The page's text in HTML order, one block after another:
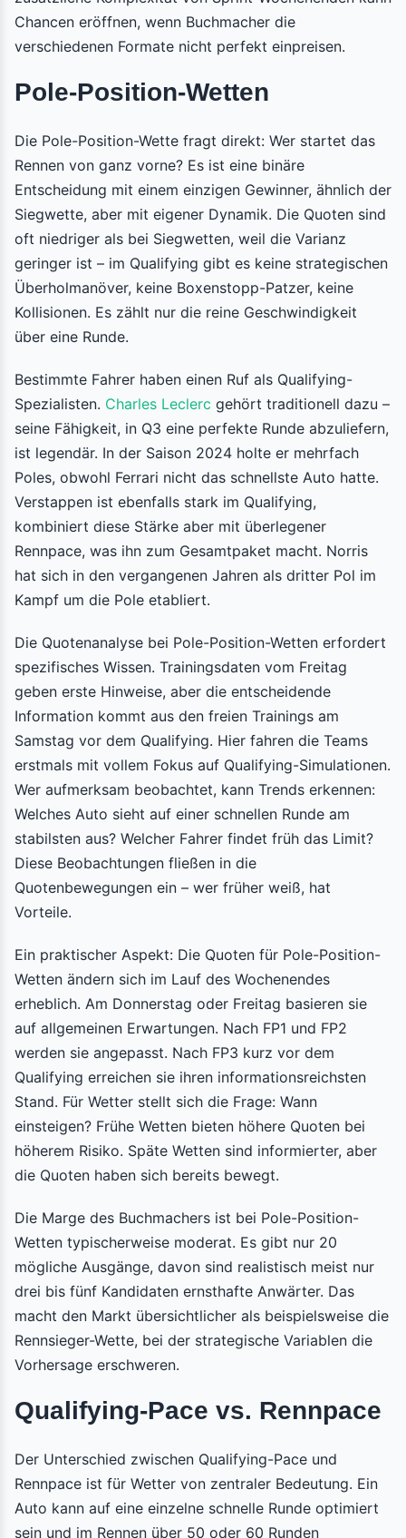
Chancen eröffnen, wenn Buchmacher die
verschiedenen Formate nicht perfekt einpreisen.
Pole-Position-Wetten
Die Pole-Position-Wette fragt direkt: Wer startet das
Rennen von ganz vorne? Es ist eine binäre
Entscheidung mit einem einzigen Gewinner, ähnlich der
Siegwette, aber mit eigener Dynamik. Die Quoten sind
oft niedriger als bei Siegwetten, weil die Varianz
geringer ist – im Qualifying gibt es keine strategischen
Überholmanöver, keine Boxenstopp-Patzer, keine
Kollisionen. Es zählt nur die reine Geschwindigkeit
über eine Runde.
Bestimmte Fahrer haben einen Ruf als Qualifying-
Spezialisten. Charles Leclerc gehört traditionell dazu –
seine Fähigkeit, in Q3 eine perfekte Runde abzuliefern,
ist legendär. In der Saison 2024 holte er mehrfach
Poles, obwohl Ferrari nicht das schnellste Auto hatte.
Verstappen ist ebenfalls stark im Qualifying,
kombiniert diese Stärke aber mit überlegener
Rennpace, was ihn zum Gesamtpaket macht. Norris
hat sich in den vergangenen Jahren als dritter Pol im
Kampf um die Pole etabliert.
Die Quotenanalyse bei Pole-Position-Wetten erfordert
spezifisches Wissen. Trainingsdaten vom Freitag
geben erste Hinweise, aber die entscheidende
Information kommt aus den freien Trainings am
Samstag vor dem Qualifying. Hier fahren die Teams
erstmals mit vollem Fokus auf Qualifying-Simulationen.
Wer aufmerksam beobachtet, kann Trends erkennen:
Welches Auto sieht auf einer schnellen Runde am
stabilsten aus? Welcher Fahrer findet früh das Limit?
Diese Beobachtungen fließen in die
Quotenbewegungen ein – wer früher weiß, hat
Vorteile.
Ein praktischer Aspekt: Die Quoten für Pole-Position-
Wetten ändern sich im Lauf des Wochenendes
erheblich. Am Donnerstag oder Freitag basieren sie
auf allgemeinen Erwartungen. Nach FP1 und FP2
werden sie angepasst. Nach FP3 kurz vor dem
Qualifying erreichen sie ihren informationsreichsten
Stand. Für Wetter stellt sich die Frage: Wann
einsteigen? Frühe Wetten bieten höhere Quoten bei
höherem Risiko. Späte Wetten sind informierter, aber
die Quoten haben sich bereits bewegt.
Die Marge des Buchmachers ist bei Pole-Position-
Wetten typischerweise moderat. Es gibt nur 20
mögliche Ausgänge, davon sind realistisch meist nur
drei bis fünf Kandidaten ernsthafte Anwärter. Das
macht den Markt übersichtlicher als beispielsweise die
Rennsieger-Wette, bei der strategische Variablen die
Vorhersage erschweren.
Qualifying-Pace vs. Rennpace
Der Unterschied zwischen Qualifying-Pace und
Rennpace ist für Wetter von zentraler Bedeutung. Ein
Auto kann auf eine einzelne schnelle Runde optimiert
sein und im Rennen über 50 oder 60 Runden